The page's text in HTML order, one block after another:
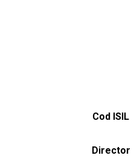
Cod ISIL
Director